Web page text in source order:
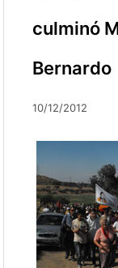
culminó
Bernardo
10/12/2012